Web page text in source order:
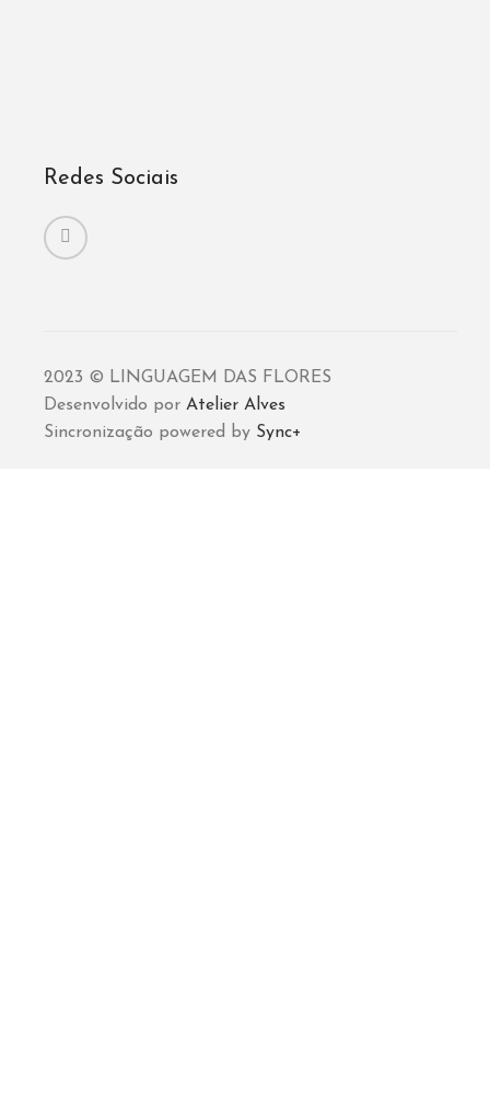
Redes Sociais
2023 © LINGUAGEM DAS FLORES
Desenvolvido por Atelier Alves
Sincronização powered by Sync+